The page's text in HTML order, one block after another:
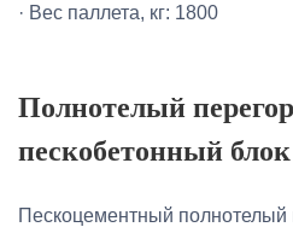
· Вес паллета, кг: 1800
Полнотелый
пескобетонный
Пескоцементный полнотелый